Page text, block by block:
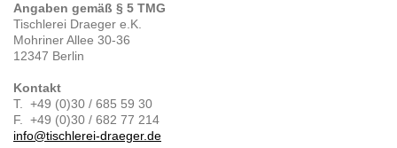
Angaben gemäß § 5 TMG
Tischlerei Draeger e.K.
Mohriner Allee 30-36
12347 Berlin
Kontakt
T. +49 (0)30 / 685 59 30
F. +49 (0)30 / 682 77 214
info@tischlerei-draeger.de